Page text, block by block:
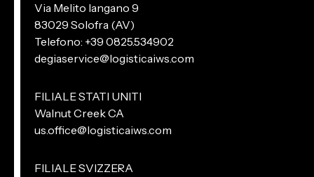
Via Melito Iangano 9
83029 Solofra (AV)
Telefono: +39 0825.534902
degiaservice@logisticaiws.com
FILIALE STATI UNITI
Walnut Creek CA
us.office@logisticaiws.com
FILIALE SVIZZERA